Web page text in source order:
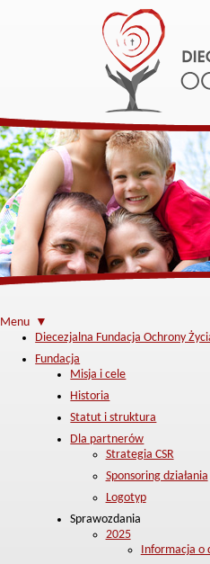
Menu ▼
Diecezjalna Fundacja Ochrony
Fundacja
Misja i cele
Historia
Statut i struktura
Dla partnerów
Strategia CSR
Sponsoring działania
Logotyp
Sprawozdania
2025
Informacja o